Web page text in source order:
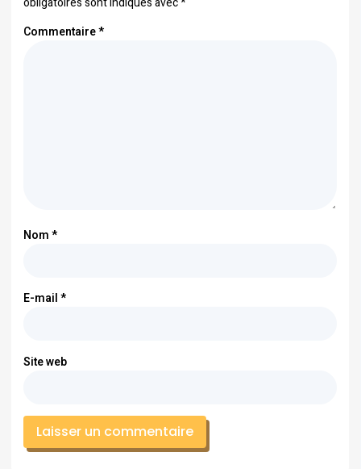
Commentaire*
Nom*
E-mail*
Site web